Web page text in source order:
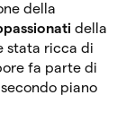
della
della
stata ricca di
fa parte di
piano